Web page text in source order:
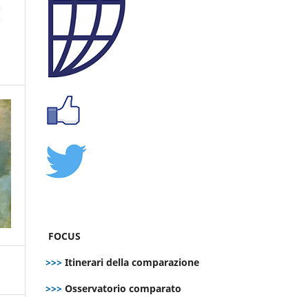
FOCUS
>>> Itinerari della comparazione
>>> Osservatorio comparato